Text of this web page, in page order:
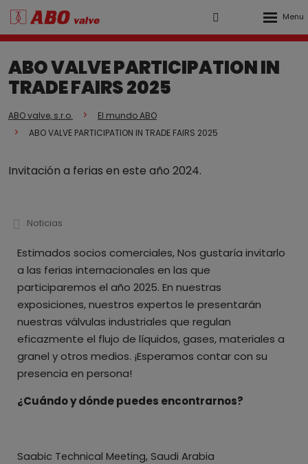
Vyhledávání
Přihlášení
klienstké
menu
ABO VALVE PARTICIPATION IN
TRADE FAIRS 2025
ABO valve, s.r.o.
El mundo ABO
ABO VALVE PARTICIPATION IN TRADE FAIRS 2025
Invitación a ferias en este año 2024.
Noticias
Estimados socios comerciales, Nos gustaría invitarlo
a las ferias internacionales en las que
participaremos el año 2025. En nuestras
exposiciones, nuestros expertos le presentarán
nuestras válvulas industriales que regulan
eficazmente el flujo de líquidos, gases, materiales a
granel y otros medios. ¡Esperamos contar con su
presencia en persona!
¿Cuándo y dónde puedes encontrarnos?
Saabic Technical Meeting, Saudi Arabia